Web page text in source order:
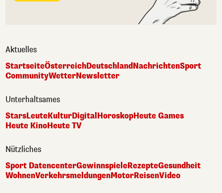
Aktuelles
StartseiteÖsterreichDeutschlandNachrichtenSport
CommunityWetterNewsletter
Unterhaltsames
StarsLeuteKulturDigitalHoroskopHeute Games
Heute KinoHeute TV
Nützliches
Sport DatencenterGewinnspieleRezepteGesundheit
WohnenVerkehrsmeldungenMotorReisenVideo